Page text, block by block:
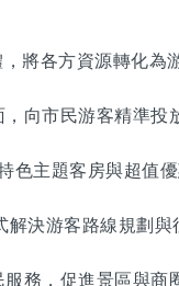
各方資源轉化為
市民游客精準投
主題客房與超值優
決游客路線規劃與
務，促進景區與商